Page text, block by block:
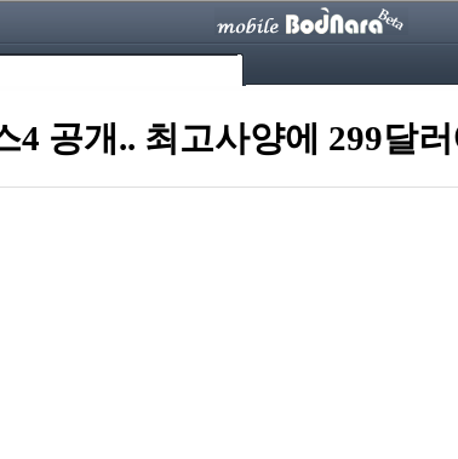
공개.. 최고사양에 299달러